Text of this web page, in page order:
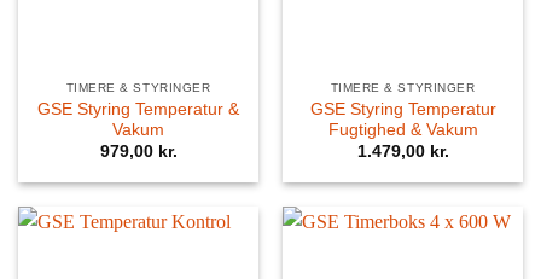
TIMERE & STYRINGER
GSE Styring Temperatur &
Vakum
979,00 kr.
TIMERE & STYRINGER
GSE Styring Temperatur
Fugtighed & Vakum
1.479,00 kr.